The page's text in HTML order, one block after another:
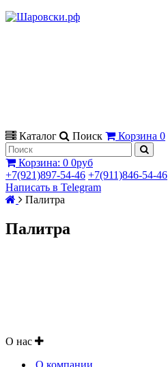
Каталог
Поиск Корзина 0
Корзина: 0 0руб
+7(921)897-54-46 +7(911)846-54-46
Написать в Telegram
Палитра
Палитра
О нас
О компании